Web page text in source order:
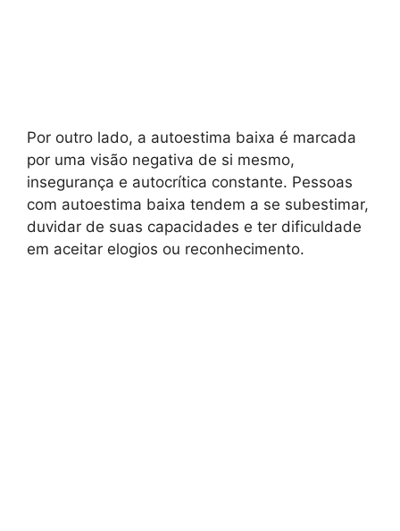
Por outro lado, a autoestima baixa é marcada
por uma visão negativa de si mesmo,
insegurança e autocrítica constante. Pessoas
com autoestima baixa tendem a se subestimar,
duvidar de suas capacidades e ter dificuldade
em aceitar elogios ou reconhecimento.